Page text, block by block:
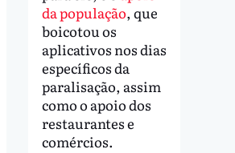
da população, que
boicotou os
aplicativos nos dias
específicos da
paralisação, assim
como o apoio dos
restaurantes e
comércios.